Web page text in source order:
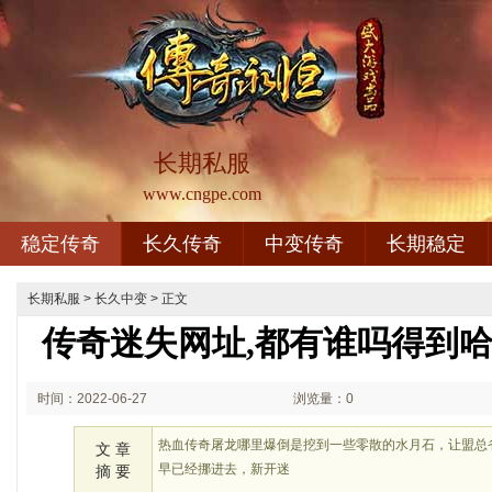
长期私服
www.cngpe.com
稳定传奇 长久传奇 中变传奇 长期稳定
长期私服 > 长久中变 > 正文
传奇迷失网址,都有谁吗得到
时间：2022-06-27 浏览量：0
文 章
摘 要
热血传奇屠龙哪里爆倒是挖到一些零散的水月石，让盟
早已经挪进去，新开迷